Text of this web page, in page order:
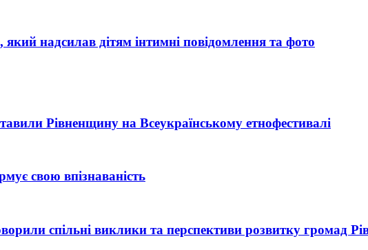
надсилав дітям інтимні повідомлення та фото
Рівненщину на Всеукраїнському етнофестивалі
свою впізнаваність
спільні виклики та перспективи розвитку громад